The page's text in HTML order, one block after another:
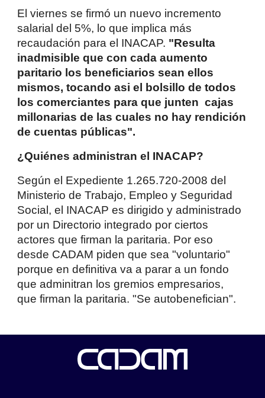
El viernes se firmó un nuevo incremento
salarial del 5%, lo que implica más
recaudación para el INACAP. "Resulta
inadmisible que con cada aumento
paritario los beneficiarios sean ellos
mismos, tocando asi el bolsillo de todos
los comerciantes para que junten cajas
millonarias de las cuales no hay rendición
de cuentas públicas".
¿Quiénes administran el INACAP?
Según el Expediente 1.265.720-2008 del
Ministerio de Trabajo, Empleo y Seguridad
Social, el INACAP es dirigido y administrado
por un Directorio integrado por ciertos
actores que firman la paritaria. Por eso
desde CADAM piden que sea "voluntario"
porque en definitiva va a parar a un fondo
que adminitran los gremios empresarios,
que firman la paritaria. "Se autobenefician".